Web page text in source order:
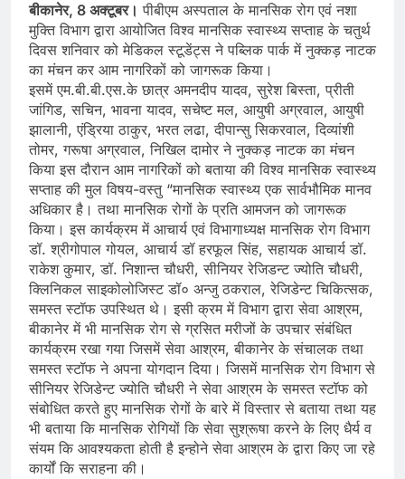
बीकानेर, 8 अक्टूबर। पीबीएम अस्पताल के मानसिक रोग एवं नशा
मुक्ति विभाग द्वारा आयोजित विश्व मानसिक स्वास्थ्य सप्ताह के चतुर्थ
दिवस शनिवार को मेडिकल स्टूडेंट्स ने पब्लिक पार्क में नुक्कड़ नाटक
का मंचन कर आम नागरिकों को जागरूक किया।
इसमें एम.बी.बी.एस.के छात्र अमनदीप यादव, सुरेश बिस्ता, प्रीती
जांगिड, सचिन, भावना यादव, सचेष्ट मल, आयुषी अग्रवाल, आयुषी
झालानी, एंड्रिया ठाकुर, भरत लढा, दीपान्सु सिकरवाल, दिव्यांशी
तोमर, गरूषा अग्रवाल, निखिल दामोर ने नुक्कड़ नाटक का मंचन
किया इस दौरान आम नागरिकों को बताया की विश्व मानसिक स्वास्थ्य
सप्ताह की मुल विषय-वस्तु “मानसिक स्वास्थ्य एक सार्वभौमिक मानव
अधिकार है। तथा मानसिक रोगों के प्रति आमजन को जागरूक
किया। इस कार्यक्रम में आचार्य एवं विभागाध्यक्ष मानसिक रोग विभाग
डॉ. श्रीगोपाल गोयल, आचार्य डॉ हरफूल सिंह, सहायक आचार्य डॉ.
राकेश कुमार, डॉ. निशान्त चौधरी, सीनियर रेजिडन्ट ज्योति चौधरी,
क्लिनिकल साइकोलोजिस्ट डॉ० अन्जु ठकराल, रेजिडेन्ट चिकित्सक,
समस्त स्टॉफ उपस्थित थे। इसी क्रम में विभाग द्वारा सेवा आश्रम,
बीकानेर में भी मानसिक रोग से ग्रसित मरीजों के उपचार संबंधित
कार्यक्रम रखा गया जिसमें सेवा आश्रम, बीकानेर के संचालक तथा
समस्त स्टॉफ ने अपना योगदान दिया। जिसमें मानसिक रोग विभाग से
सीनियर रेजिडेन्ट ज्योति चौधरी ने सेवा आश्रम के समस्त स्टॉफ को
संबोधित करते हुए मानसिक रोगों के बारे में विस्तार से बताया तथा यह
भी बताया कि मानसिक रोगियों कि सेवा सुश्रूषा करने के लिए धैर्य व
संयम कि आवश्यकता होती है इन्होने सेवा आश्रम के द्वारा किए जा रहे
कार्यों कि सराहना की।